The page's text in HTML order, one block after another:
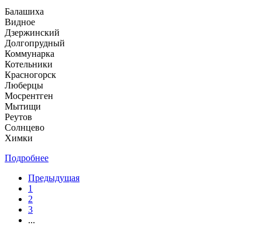
Балашиха
Видное
Дзержинский
Долгопрудный
Коммунарка
Котельники
Красногорск
Люберцы
Мосрентген
Мытищи
Реутов
Солнцево
Химки
Подробнее
Предыдущая
1
2
3
...